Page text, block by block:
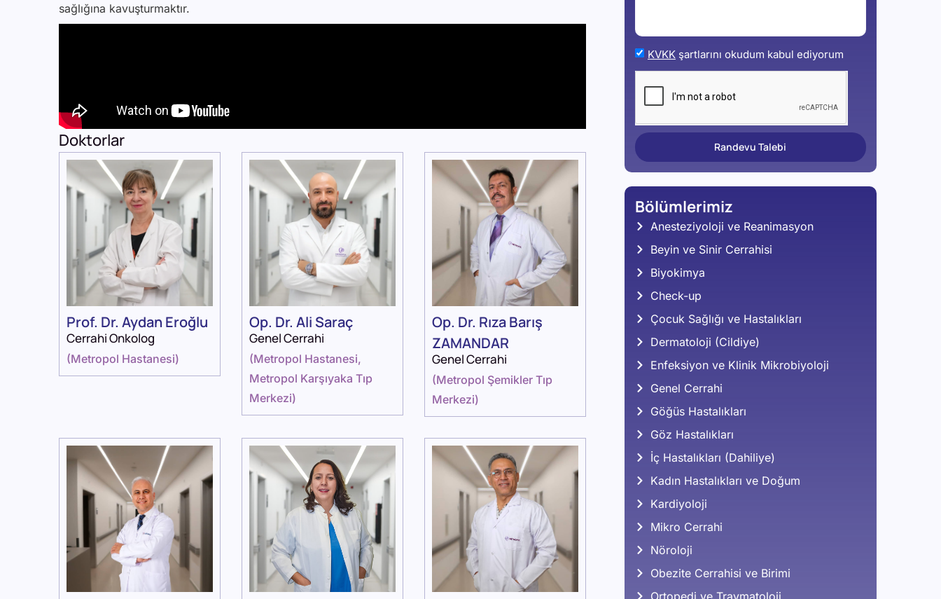
sağlığına kavuşturmaktır.
Doktorlar
Prof. Dr. Aydan Eroğlu
Cerrahi Onkolog
(Metropol Hastanesi)
Op. Dr. Ali Saraç
Genel Cerrahi
(Metropol Hastanesi,
Metropol Karşıyaka Tıp
Merkezi)
Op. Dr. Rıza Barış
ZAMANDAR
Genel Cerrahi
(Metropol Şemikler Tıp
Merkezi)
KVKKşartlarını okudum kabul ediyorum
Randevu Talebi
Bölümlerimiz
Anesteziyoloji ve Reanimasyon
Beyin ve Sinir Cerrahisi
Biyokimya
Check-up
Çocuk Sağlığı ve Hastalıkları
Dermatoloji (Cildiye)
Enfeksiyon ve Klinik Mikrobiyoloji
Genel Cerrahi
Göğüs Hastalıkları
Göz Hastalıkları
İç Hastalıkları (Dahiliye)
Kadın Hastalıkları ve Doğum
Kardiyoloji
Mikro Cerrahi
Nöroloji
Obezite Cerrahisi ve Birimi
Ortopedi ve Travmatoloji